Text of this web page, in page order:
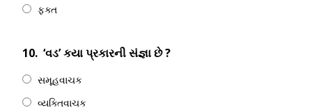
ફક્ત
10. ‘વડ’ કયા પ્રકારની સંજ્ઞા છે ?
સમૂહવાચક
વ્યક્તિવાચક